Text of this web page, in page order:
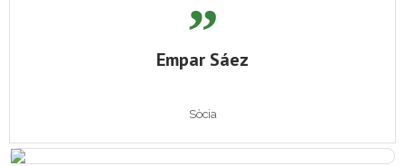
Empar Sáez
Sòcia